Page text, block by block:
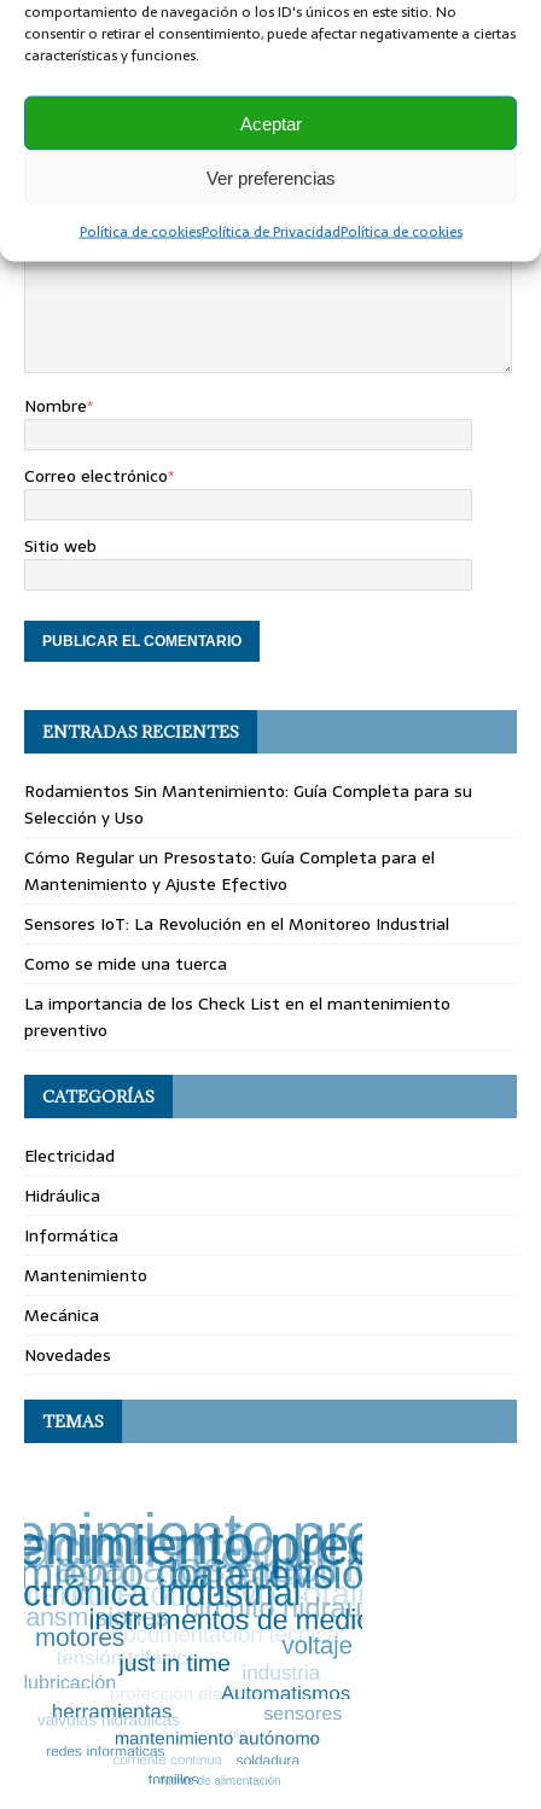
comportamiento de navegación o los ID's únicos en este sitio. No
consentir o retirar el consentimiento, puede afectar negativamente a ciertas
características y funciones.
Aceptar
Ver preferencias
Política de cookiesPolítica de PrivacidadPolítica de cookies
Dejar una contestacion
Tu dirección de correo electrónico no será publicada.
Comentario
Nombre*
Correo electrónico*
Sitio web
ENTRADAS RECIENTES
Rodamientos Sin Mantenimiento: Guía Completa para su
Selección y Uso
Cómo Regular un Presostato: Guía Completa para el
Mantenimiento y Ajuste Efectivo
Sensores IoT: La Revolución en el Monitoreo Industrial
Como se mide una tuerca
La importancia de los Check List en el mantenimiento
preventivo
CATEGORÍAS
Electricidad
Hidráulica
Informática
Mantenimiento
Mecánica
Novedades
TEMAS